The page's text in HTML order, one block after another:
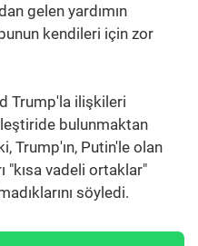
gelen yardımın
kendileri için zor
Trump'la ilişkileri
bulunmaktan
Trump'ın, Putin'le olan
"kısa vadeli ortaklar"
söyledi.